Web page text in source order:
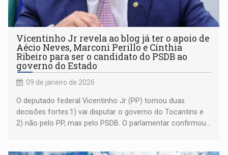
Vicentinho Jr revela ao blog já ter o apoio de
Aécio Neves, Marconi Perillo e Cínthia
Ribeiro para ser o candidato do PSDB ao
governo do Estado
09 de janeiro de 2026
O deputado federal Vicentinho Jr (PP) tomou duas
decisões fortes:1) vai disputar o governo do Tocantins e
2) não pelo PP, mas pelo PSDB. O parlamentar confirmou...